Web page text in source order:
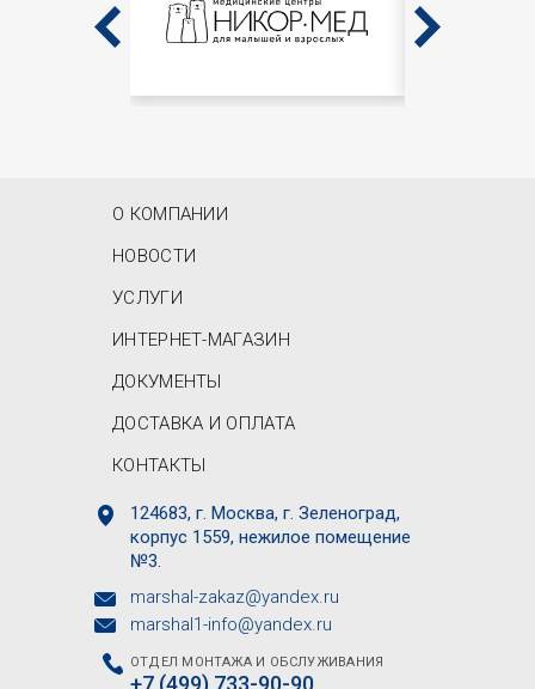
О КОМПАНИИ
НОВОСТИ
УСЛУГИ
ИНТЕРНЕТ-МАГАЗИН
ДОКУМЕНТЫ
ДОСТАВКА И ОПЛАТА
КОНТАКТЫ
124683, г. Москва, г. Зеленоград,
корпус 1559, нежилое помещение
№3.
marshal-zakaz@yandex.ru
marshal1-info@yandex.ru
ОТДЕЛ МОНТАЖА И ОБСЛУЖИВАНИЯ
+7 (499) 733-90-90